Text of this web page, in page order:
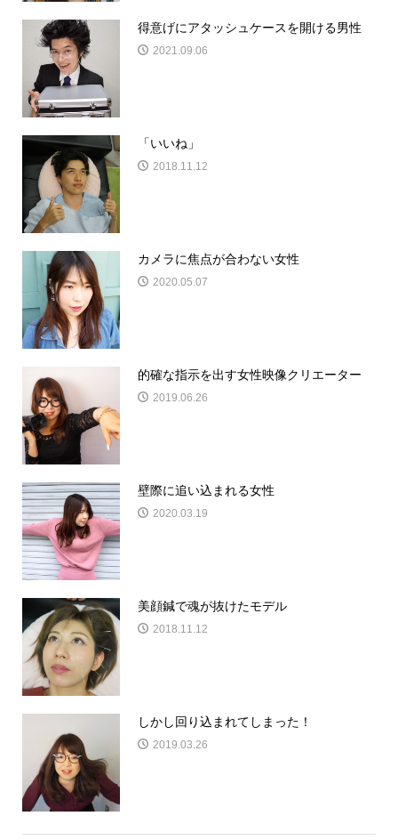
得意げにアタッシュケースを開ける男性
2021.09.06
「いいね」
2018.11.12
カメラに焦点が合わない女性
2020.05.07
的確な指示を出す女性映像クリエーター
2019.06.26
壁際に追い込まれる女性
2020.03.19
美顔鍼で魂が抜けたモデル
2018.11.12
しかし回り込まれてしまった！
2019.03.26